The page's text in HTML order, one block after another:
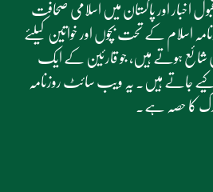
اخبار اور پاکستان میں اسلامی صحافت
اسلام کے تحت بچوں اور خواتین کیلئے
شائع ہوتے ہیں، جو قارئین کے ایک
کیے جاتے ہیں۔ یہ ویب سائٹ روزنامہ
کا حصہ ہے۔